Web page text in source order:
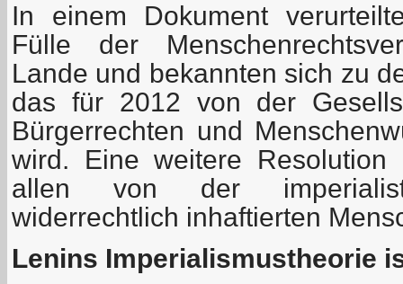
In einem Dokument
Fülle der
Lande und bekannten sich zu
das für 2012 von der
Bürgerrechten und
wird. Eine weitere
allen von der
widerrechtlich inhaftierten
Lenins Imperialismustheorie